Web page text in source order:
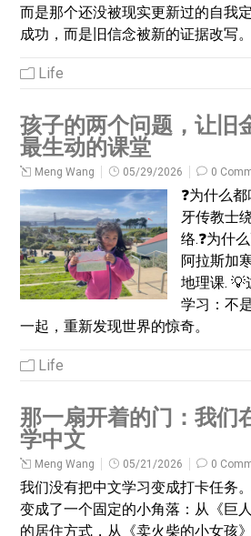
而是那个还没被现实更新过的自我
成功，而是旧信念被新的证据改写。
Life
孩子的两个问题，让旧
最生动的课堂
Meng Wang 05/29/2026 0
❓为什么
牙传教士
络.❓为什
阿拉斯加
地理课. 💡
学习：不
一起，重新发现世界的惊奇。
Life
那一扇开着的门：我们
学中文
Meng Wang 05/21/2026 0
我们没有把中文学习变成打卡任务
变成了一个固定的小角落：从《巨
的居住方式，从《卖火柴的小女孩